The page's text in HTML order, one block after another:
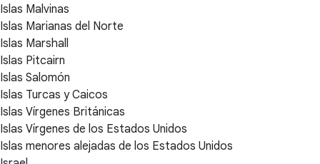
Islas Malvinas
Islas Marianas del Norte
Islas Marshall
Islas Pitcairn
Islas Salomón
Islas Turcas y Caicos
Islas Vírgenes Británicas
Islas Vírgenes de los Estados Unidos
Islas menores alejadas de los Estados Unidos